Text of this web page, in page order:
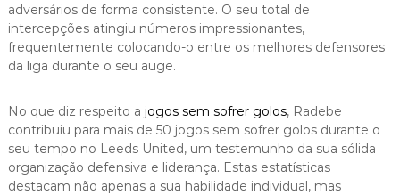
adversários de forma consistente. O seu total de
intercepções atingiu números impressionantes,
frequentemente colocando-o entre os melhores defensores
da liga durante o seu auge.
No que diz respeito a jogos sem sofrer golos, Radebe
contribuiu para mais de 50 jogos sem sofrer golos durante o
seu tempo no Leeds United, um testemunho da sua sólida
organização defensiva e liderança. Estas estatísticas
destacam não apenas a sua habilidade individual, mas